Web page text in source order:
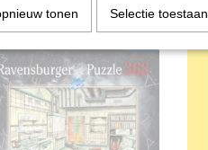
tonen Selectie toestaan